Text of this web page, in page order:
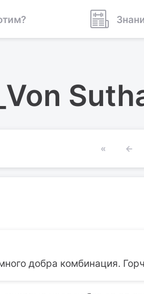
« ←
добра комбинация.